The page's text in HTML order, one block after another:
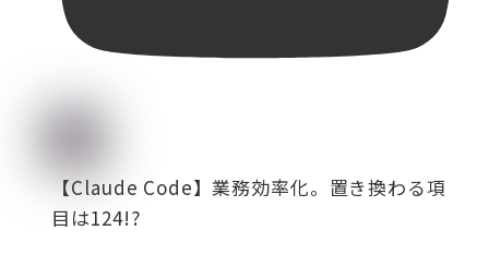
【Claude Code】業務効率化。置き換わる項
目は124!?